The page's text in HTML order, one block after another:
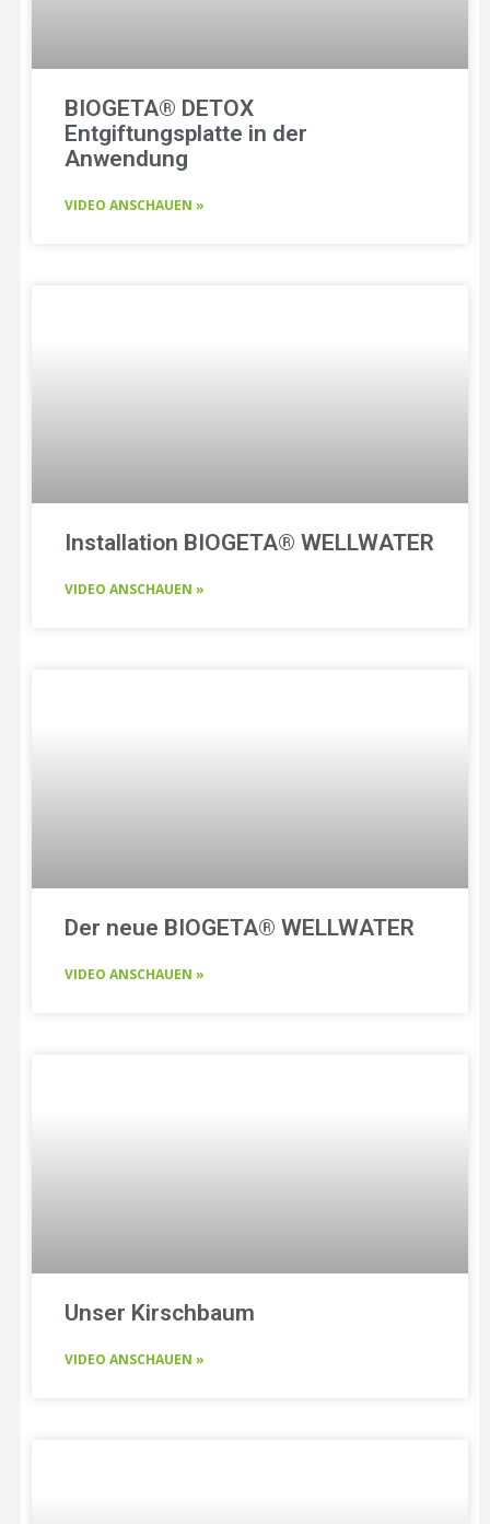
BIOGETA® DETOX
Entgiftungsplatte in der
Anwendung
VIDEO ANSCHAUEN »
Installation BIOGETA® WELLWATER
VIDEO ANSCHAUEN »
Der neue BIOGETA® WELLWATER
VIDEO ANSCHAUEN »
Unser Kirschbaum
VIDEO ANSCHAUEN »